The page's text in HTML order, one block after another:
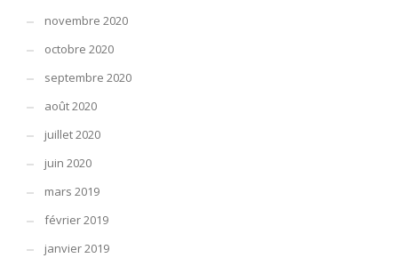
novembre 2020
octobre 2020
septembre 2020
août 2020
juillet 2020
juin 2020
mars 2019
février 2019
janvier 2019